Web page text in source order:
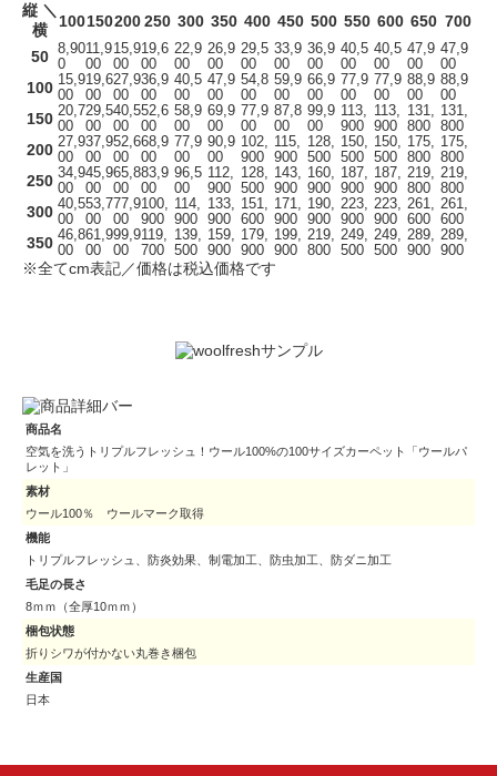
縦 ＼
横
100150200 250 300 350 400 450 500 550 600 650 700
50 8,90
0
11,9
00
15,9
00
19,6
00
22,9
00
26,9
00
29,5
00
33,9
00
36,9
00
40,5
00
40,5
00
47,9
00
47,9
00
100 15,9
00
19,6
00
27,9
00
36,9
00
40,5
00
47,9
00
54,8
00
59,9
00
66,9
00
77,9
00
77,9
00
88,9
00
88,9
00
150 20,7
00
29,5
00
40,5
00
52,6
00
58,9
00
69,9
00
77,9
00
87,8
00
99,9
00
113,
900
113,
900
131,
800
131,
800
200 27,9
00
37,9
00
52,6
00
68,9
00
77,9
00
90,9
00
102,
900
115,
900
128,
500
150,
500
150,
500
175,
800
175,
800
250 34,9
00
45,9
00
65,8
00
83,9
00
96,5
00
112,
900
128,
500
143,
900
160,
900
187,
900
187,
900
219,
800
219,
800
300 40,5
00
53,7
00
77,9
00
100,
900
114,
900
133,
900
151,
600
171,
900
190,
900
223,
900
223,
900
261,
600
261,
600
350 46,8
00
61,9
00
99,9
00
119,
700
139,
500
159,
900
179,
900
199,
900
219,
800
249,
500
249,
500
289,
900
289,
900
※全てcm表記／価格は税込価格です
商品名
空気を洗うトリプルフレッシュ！ウール100%の100サイズカーペット「ウールパ
レット」
素材
ウール100％ ウールマーク取得
機能
トリプルフレッシュ、防炎効果、制電加工、防虫加工、防ダニ加工
毛足の長さ
8ｍｍ（全厚10ｍｍ）
梱包状態
折りシワが付かない丸巻き梱包
生産国
日本